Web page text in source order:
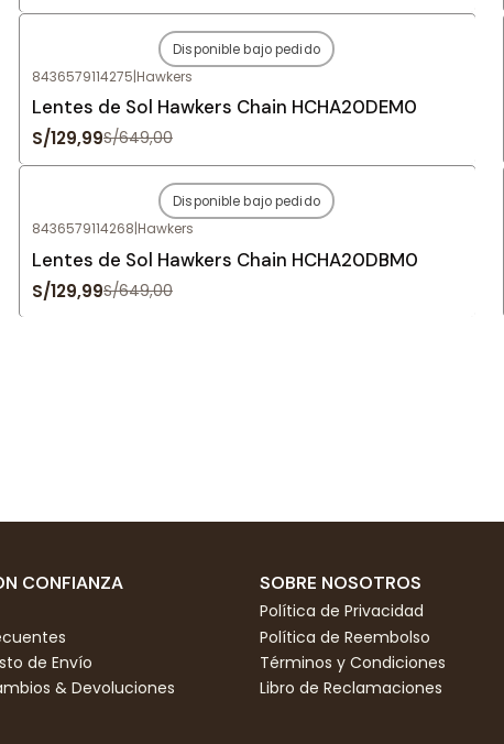
Agotado
Disponible bajo pedido
8436579114275|Hawkers
Lentes de Sol Hawkers Chain HCHA20DEM0
S/129,99S/649,00
Agotado
Disponible bajo pedido
8436579114268|Hawkers
Lentes de Sol Hawkers Chain HCHA20DBM0
S/129,99S/649,00
CONFIANZA
de Envío
& Devoluciones
SOBRE NOSOTROS
Política de Privacidad
Política de Reembolso
Términos y Condiciones
Libro de Reclamaciones